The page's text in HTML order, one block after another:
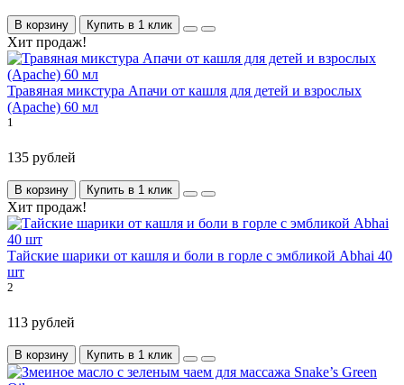
В корзину Купить в 1 клик
Хит продаж!
Травяная микстура Апачи от кашля для детей и взрослых
(Apache) 60 мл
1
135 рублей
В корзину Купить в 1 клик
Хит продаж!
Тайские шарики от кашля и боли в горле с эмбликой Abhai 40
шт
2
113 рублей
В корзину Купить в 1 клик